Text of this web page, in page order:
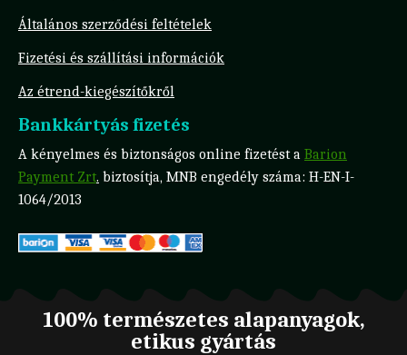
Általános szerződési feltételek
Fizetési és szállítási információk
Az étrend-kiegészítőkről
Bankkártyás fizetés
A kényelmes és biztonságos online fizetést a Barion
Payment Zrt. biztosítja, MNB engedély száma: H-EN-I-
1064/2013
100% természetes alapanyagok,
etikus gyártás